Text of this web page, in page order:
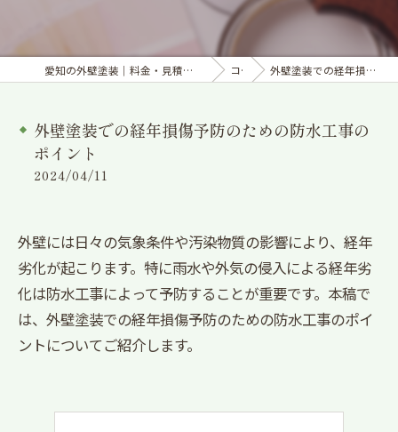
愛知の外壁塗装｜料金・見積り｜塗り替えなら「株式会社To be innovation.」へ コラム 外壁塗装での経年損傷予防のための防水工事のポイント
外壁塗装での経年損傷予防のための防水工事の
ポイント
2024/04/11
外壁には日々の気象条件や汚染物質の影響により、経年
劣化が起こります。特に雨水や外気の侵入による経年劣
化は防水工事によって予防することが重要です。本稿で
は、外壁塗装での経年損傷予防のための防水工事のポイ
ントについてご紹介します。